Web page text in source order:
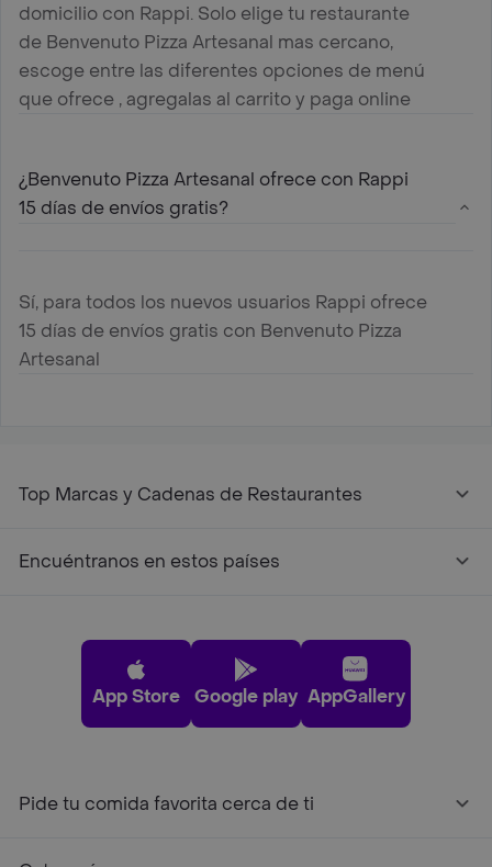
domicilio con Rappi. Solo elige tu restaurante
de Benvenuto Pizza Artesanal mas cercano,
escoge entre las diferentes opciones de menú
que ofrece , agregalas al carrito y paga online
¿Benvenuto Pizza Artesanal ofrece con Rappi
15 días de envíos gratis?
Sí, para todos los nuevos usuarios Rappi ofrece
15 días de envíos gratis con Benvenuto Pizza
Artesanal
Top Marcas y Cadenas de Restaurantes
Encuéntranos en estos países
App Store Google play AppGallery
Pide tu comida favorita cerca de ti